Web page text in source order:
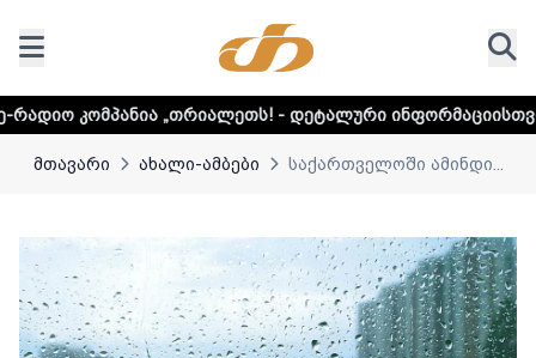
„თრიალეთს! - დეტალური ინფორმაციისთვის დააკლიკეთ
მთავარი ახალი-ამბები საქართველოში ამინდი...